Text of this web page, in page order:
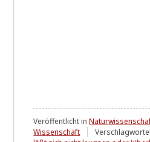
Veröffentlicht in
Wissenschaft